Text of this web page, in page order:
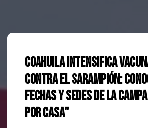
Coahuila intensifica
contra el Sarampión:
fechas y sedes de la
por Casa"